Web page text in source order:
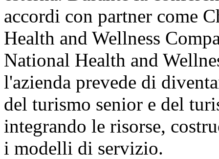
accordi con partner come
Health and Wellness
National Health and
l'azienda prevede di
del turismo senior e del
integrando le risorse,
i modelli di servizio.